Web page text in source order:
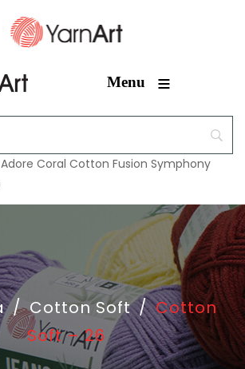
Menu ≡
Adore Coral Cotton Fusion Symphony
/ Cotton Soft / Cotton
Soft – 26